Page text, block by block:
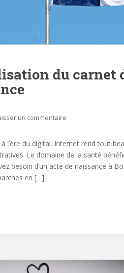
du carnet
un commentaire
l’ère du digital. Internet rend tout
Le domaine de la santé
besoin d’un acte de naissance à
en […]